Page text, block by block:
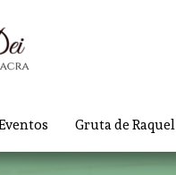
Gruta de Raquel